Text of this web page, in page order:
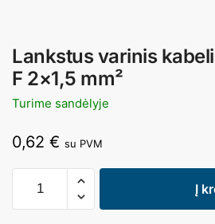
Lankstus varinis
F 2×1,5 mm²
Turime sandėlyje
0,62 € su PVM
Į